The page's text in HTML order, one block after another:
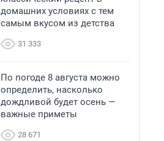
домашних условиях с тем
самым вкусом из детства
31 333
По погоде 8 августа можно
определить, насколько
дождливой будет осень —
важные приметы
28 671